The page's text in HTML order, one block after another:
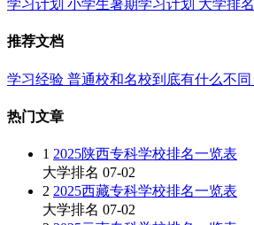
学习计划 小学生暑期学习计划 大学排名
推荐文档
学习经验 普通校和名校到底有什么不同
热门文章
1 2025陕西专科学校排名一览表
大学排名 07-02
2 2025西藏专科学校排名一览表
大学排名 07-02